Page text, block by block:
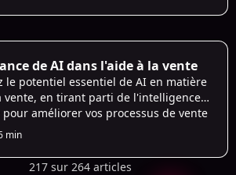
de AI dans l'aide à la vente
le potentiel essentiel de AI en matière
vente, en tirant parti de l'intelligence
améliorer vos processus de vente
votre équipe commerciale.
min
217 sur 264 articles